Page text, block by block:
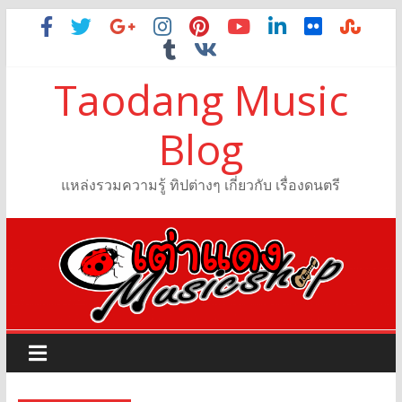
Taodang Music
Blog
แหล่งรวมความรู้ ทิปต่างๆ เกี่ยวกับ เรื่องดนตรี